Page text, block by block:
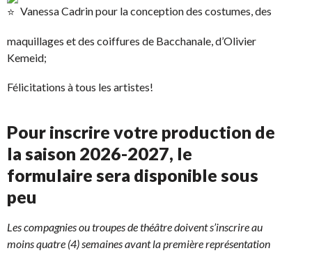
Vanessa Cadrin pour la conception des costumes, des
maquillages et des coiffures de Bacchanale, d’Olivier
Kemeid;
Félicitations à tous les artistes!
Pour inscrire votre production de
la saison 2026-2027, le
formulaire sera disponible sous
peu
Les compagnies ou troupes de théâtre doivent s’inscrire au
moins quatre (4) semaines avant la première représentation